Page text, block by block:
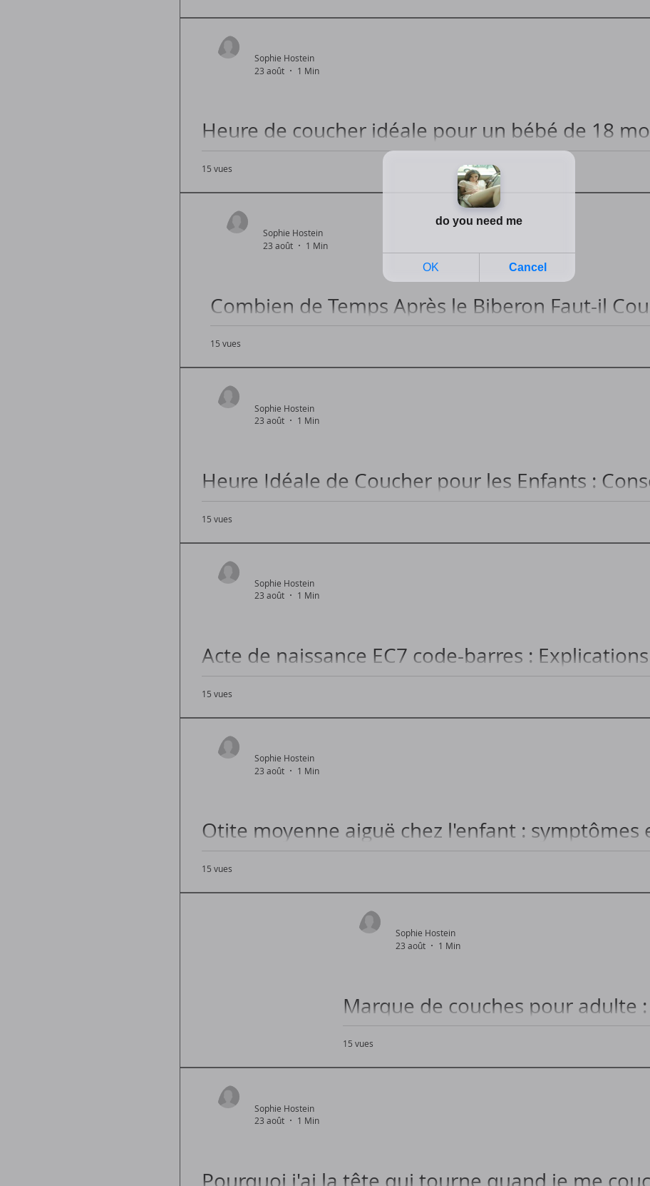
Sophie Hostein
23 août
1 Min
Heure de coucher idéale pour un bébé de 18
et conseils
À quelle heure coucher un bébé de 18 mois pour un sommeil optimal ?...
15 vues
Sophie Hostein
23 août
1 Min
Combien de Temps Après le Biberon Faut-il
15 vues
Sophie Hostein
23 août
1 Min
Heure Idéale de Coucher pour les Enfants :
Astuces
15 vues
Sophie Hostein
23 août
1 Min
Acte de naissance EC7 code-barres :
démarches
15 vues
Sophie Hostein
23 août
1 Min
Otite moyenne aiguë chez l'enfant : symptômes
traitements
15 vues
Sophie Hostein
23 août
1 Min
Marque de couches pour adulte
15 vues
Sophie Hostein
23 août
1 Min
Pourquoi j'ai la tête qui tourne quand je me